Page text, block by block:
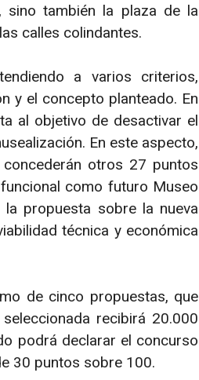
sino también la plaza de la
calles colindantes.
a varios criterios,
y el concepto planteado. En
al objetivo de desactivar el
En este aspecto,
otros 27 puntos
como futuro Museo
propuesta sobre la nueva
técnica y económica
de cinco propuestas, que
recibirá 20.000
podrá declarar el concurso
30 puntos sobre 100.